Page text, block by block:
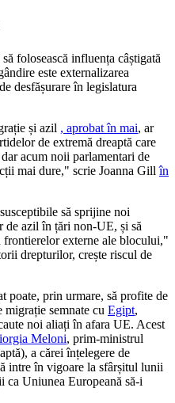
folosească influența câștigată
este externalizarea
desfășurare în legislatura
și azil , aprobat în mai, ar
de extremă dreaptă care
dar acum noii parlamentari de
mai dure," scrie Joanna Gillîn
să sprijine noi
de azil în țări non-UE, și să
frontierelor externe ale blocului,"
drepturilor, crește riscul de
poate, prin urmare, să profite de
semnate cu Egipt,
noi aliați în afara UE. Acest
Meloni, prim-ministrul
a cărei înțelegere de
intre în vigoare la sfârșitul lunii
ca Uniunea Europeană să-i